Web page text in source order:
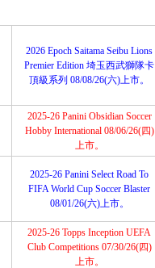
2026 Epoch Saitama Seibu Lions
Premier Edition 埼玉西武獅隊卡
頂級系列 08/08/26(六)上市。
2025-26 Panini Obsidian Soccer
Hobby International 08/06/26(四)
上市。
2025-26 Panini Select Road To
FIFA World Cup Soccer Blaster
08/01/26(六)上市。
2025-26 Topps Inception UEFA
Club Competitions 07/30/26(四)
上市。